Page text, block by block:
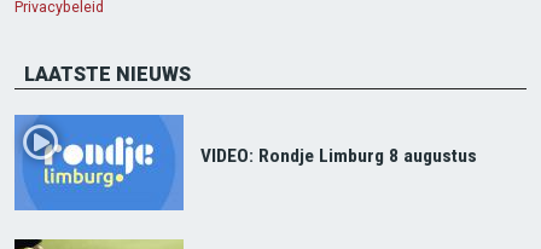
Privacybeleid
LAATSTE NIEUWS
VIDEO: Rondje Limburg 8 augustus